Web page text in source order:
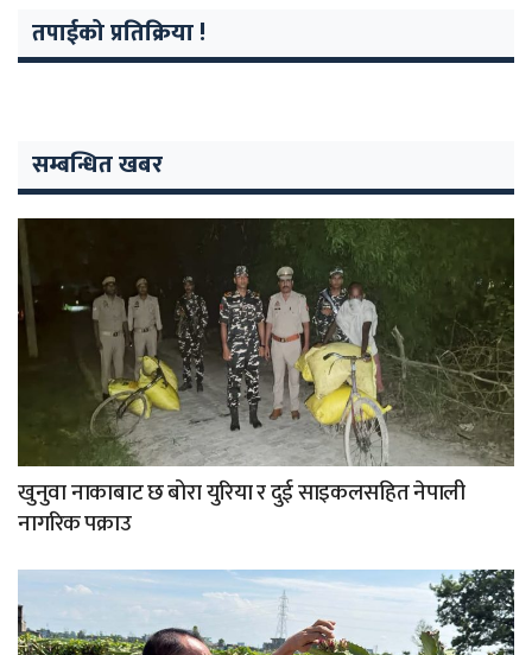
तपाईको प्रतिक्रिया !
सम्बन्धित खबर
खुनुवा नाकाबाट छ बोरा युरिया र दुई साइकलसहित नेपाली
नागरिक पक्राउ